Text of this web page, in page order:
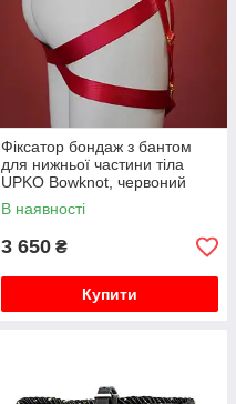
Фіксатор бондаж з бантом
для нижньої частини тіла
UPKO Bowknot, червоний
В наявності
3 650 ₴
Купити